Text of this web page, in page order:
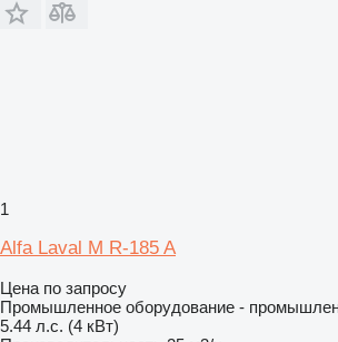
1
Alfa Laval M R-185 A
Цена по запросу
Промышленное оборудование -
5.44 л.с. (4 кВт)